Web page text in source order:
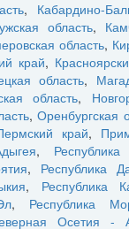
, Кабардино-
область,
область,
край,
область,
область,
,Оренбургская
край,
,
, Республика
, Республика
, Республика
Осетия -